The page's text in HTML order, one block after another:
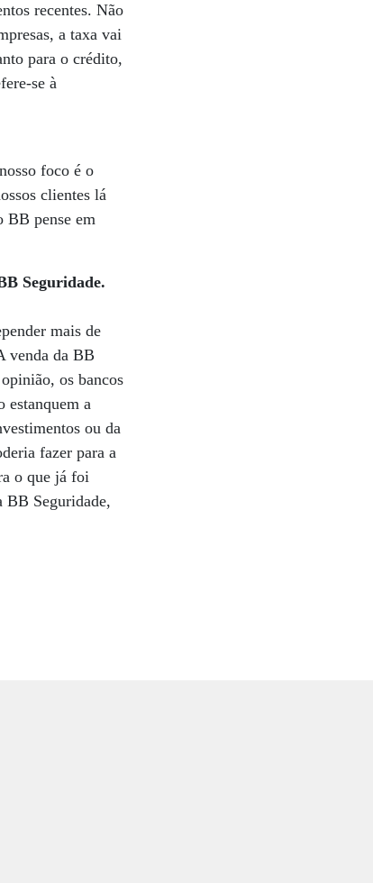
recentes. Não
a taxa vai
para o crédito,
se à
foco é o
clientes lá
BB pense em
Seguridade.
mais de
venda da BB
os bancos
estanquem a
ou da
fazer para a
o que já foi
BB Seguridade,